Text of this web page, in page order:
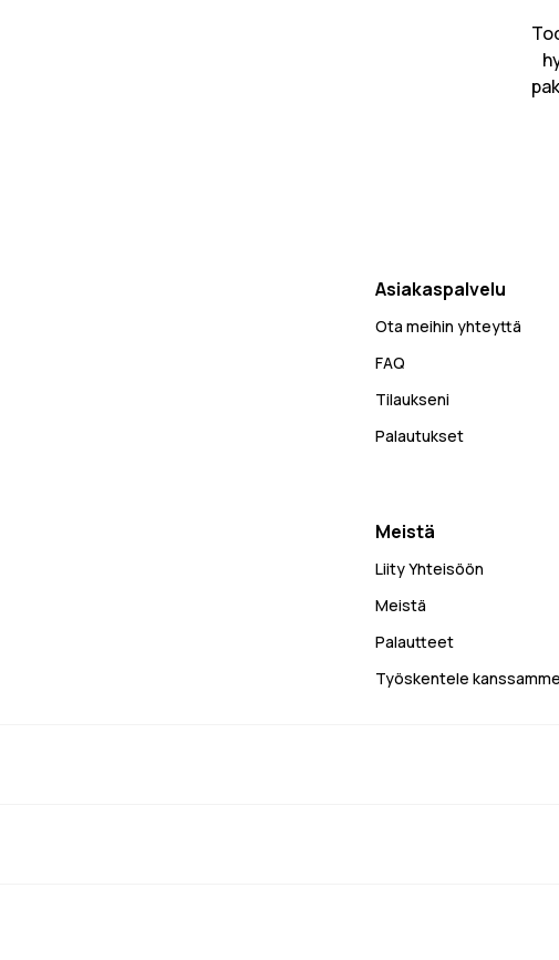
Asiakaspalvelu
Ota meihin yhteyttä
FAQ
Tilaukseni
Palautukset
Meistä
Liity Yhteisöön
Meistä
Palautteet
Työskentele kanssamme